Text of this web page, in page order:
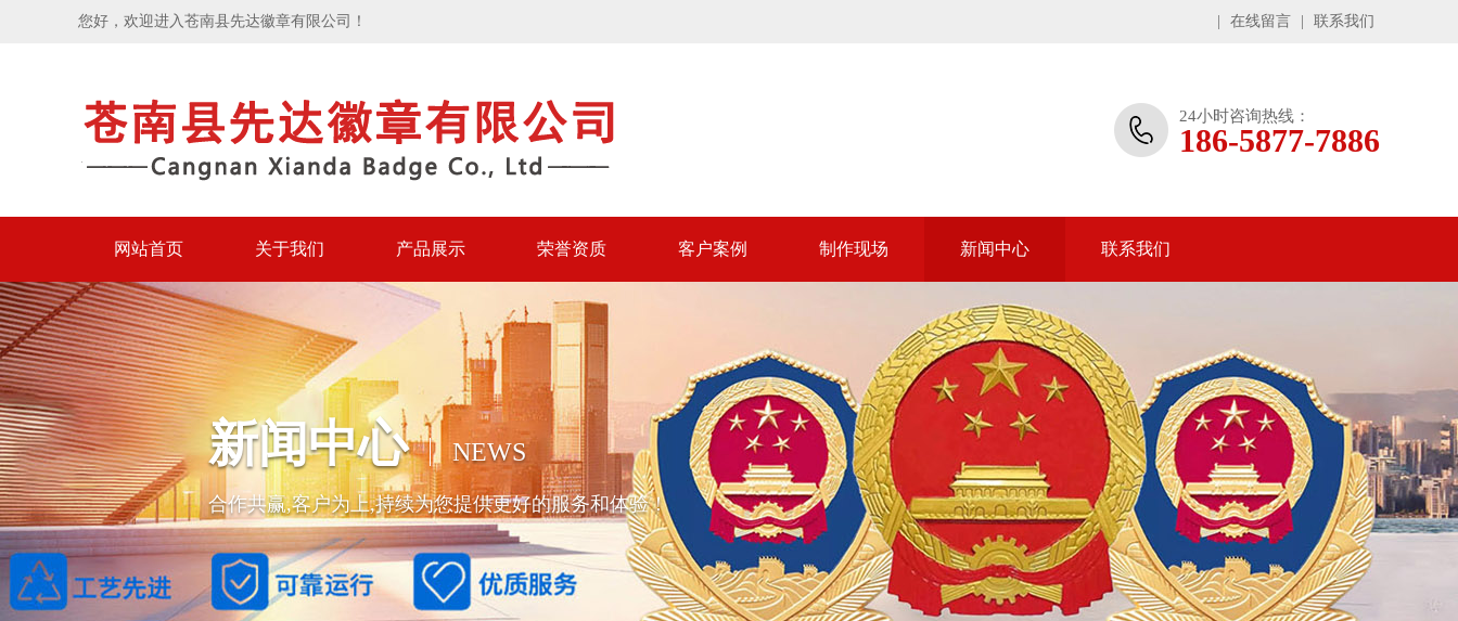
您好，欢迎进入苍南县先达徽章有限公司！ 在线留言 联系我们
24小时咨询热线：
186-5877-7886
网站首页 关于我们 产品展示 荣誉资质 客户案例 制作现场 新闻中心 联系我们
新闻中心 NEWS
合作共赢,客户为上,持续为您提供更好的服务和体验！